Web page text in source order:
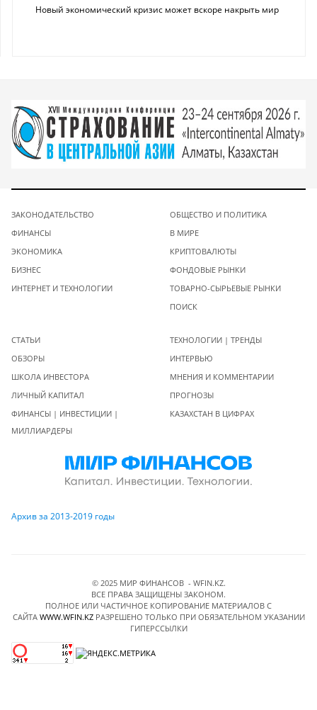
Новый экономический кризис может вскоре накрыть мир
ЗАКОНОДАТЕЛЬСТВО
ФИНАНСЫ
ЭКОНОМИКА
БИЗНЕС
ИНТЕРНЕТ И ТЕХНОЛОГИИ
ОБЩЕСТВО И ПОЛИТИКА
В МИРЕ
КРИПТОВАЛЮТЫ
ФОНДОВЫЕ РЫНКИ
ТОВАРНО-СЫРЬЕВЫЕ РЫНКИ
ПОИСК
СТАТЬИ
ОБЗОРЫ
ШКОЛА ИНВЕСТОРА
ЛИЧНЫЙ КАПИТАЛ
ФИНАНСЫ | ИНВЕСТИЦИИ |
МИЛЛИАРДЕРЫ
ТЕХНОЛОГИИ | ТРЕНДЫ
ИНТЕРВЬЮ
МНЕНИЯ И КОММЕНТАРИИ
ПРОГНОЗЫ
КАЗАХСТАН В ЦИФРАХ
Архив за 2013-2019 годы
© 2025 МИР ФИНАНСОВ - WFIN.KZ.
ВСЕ ПРАВА ЗАЩИЩЕНЫ ЗАКОНОМ.
ПОЛНОЕ ИЛИ ЧАСТИЧНОЕ КОПИРОВАНИЕ МАТЕРИАЛОВ C
САЙТА WWW.WFIN.KZРАЗРЕШЕНО ТОЛЬКО ПРИ ОБЯЗАТЕЛЬНОМ УКАЗАНИИ
ГИПЕРССЫЛКИ